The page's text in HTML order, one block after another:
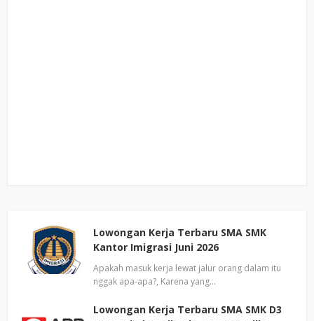
Lowongan Kerja Terbaru SMA SMK
Kantor Imigrasi Juni 2026
Apakah masuk kerja lewat jalur orang dalam itu
nggak apa-apa?, Karena yang…
Lowongan Kerja Terbaru SMA SMK D3